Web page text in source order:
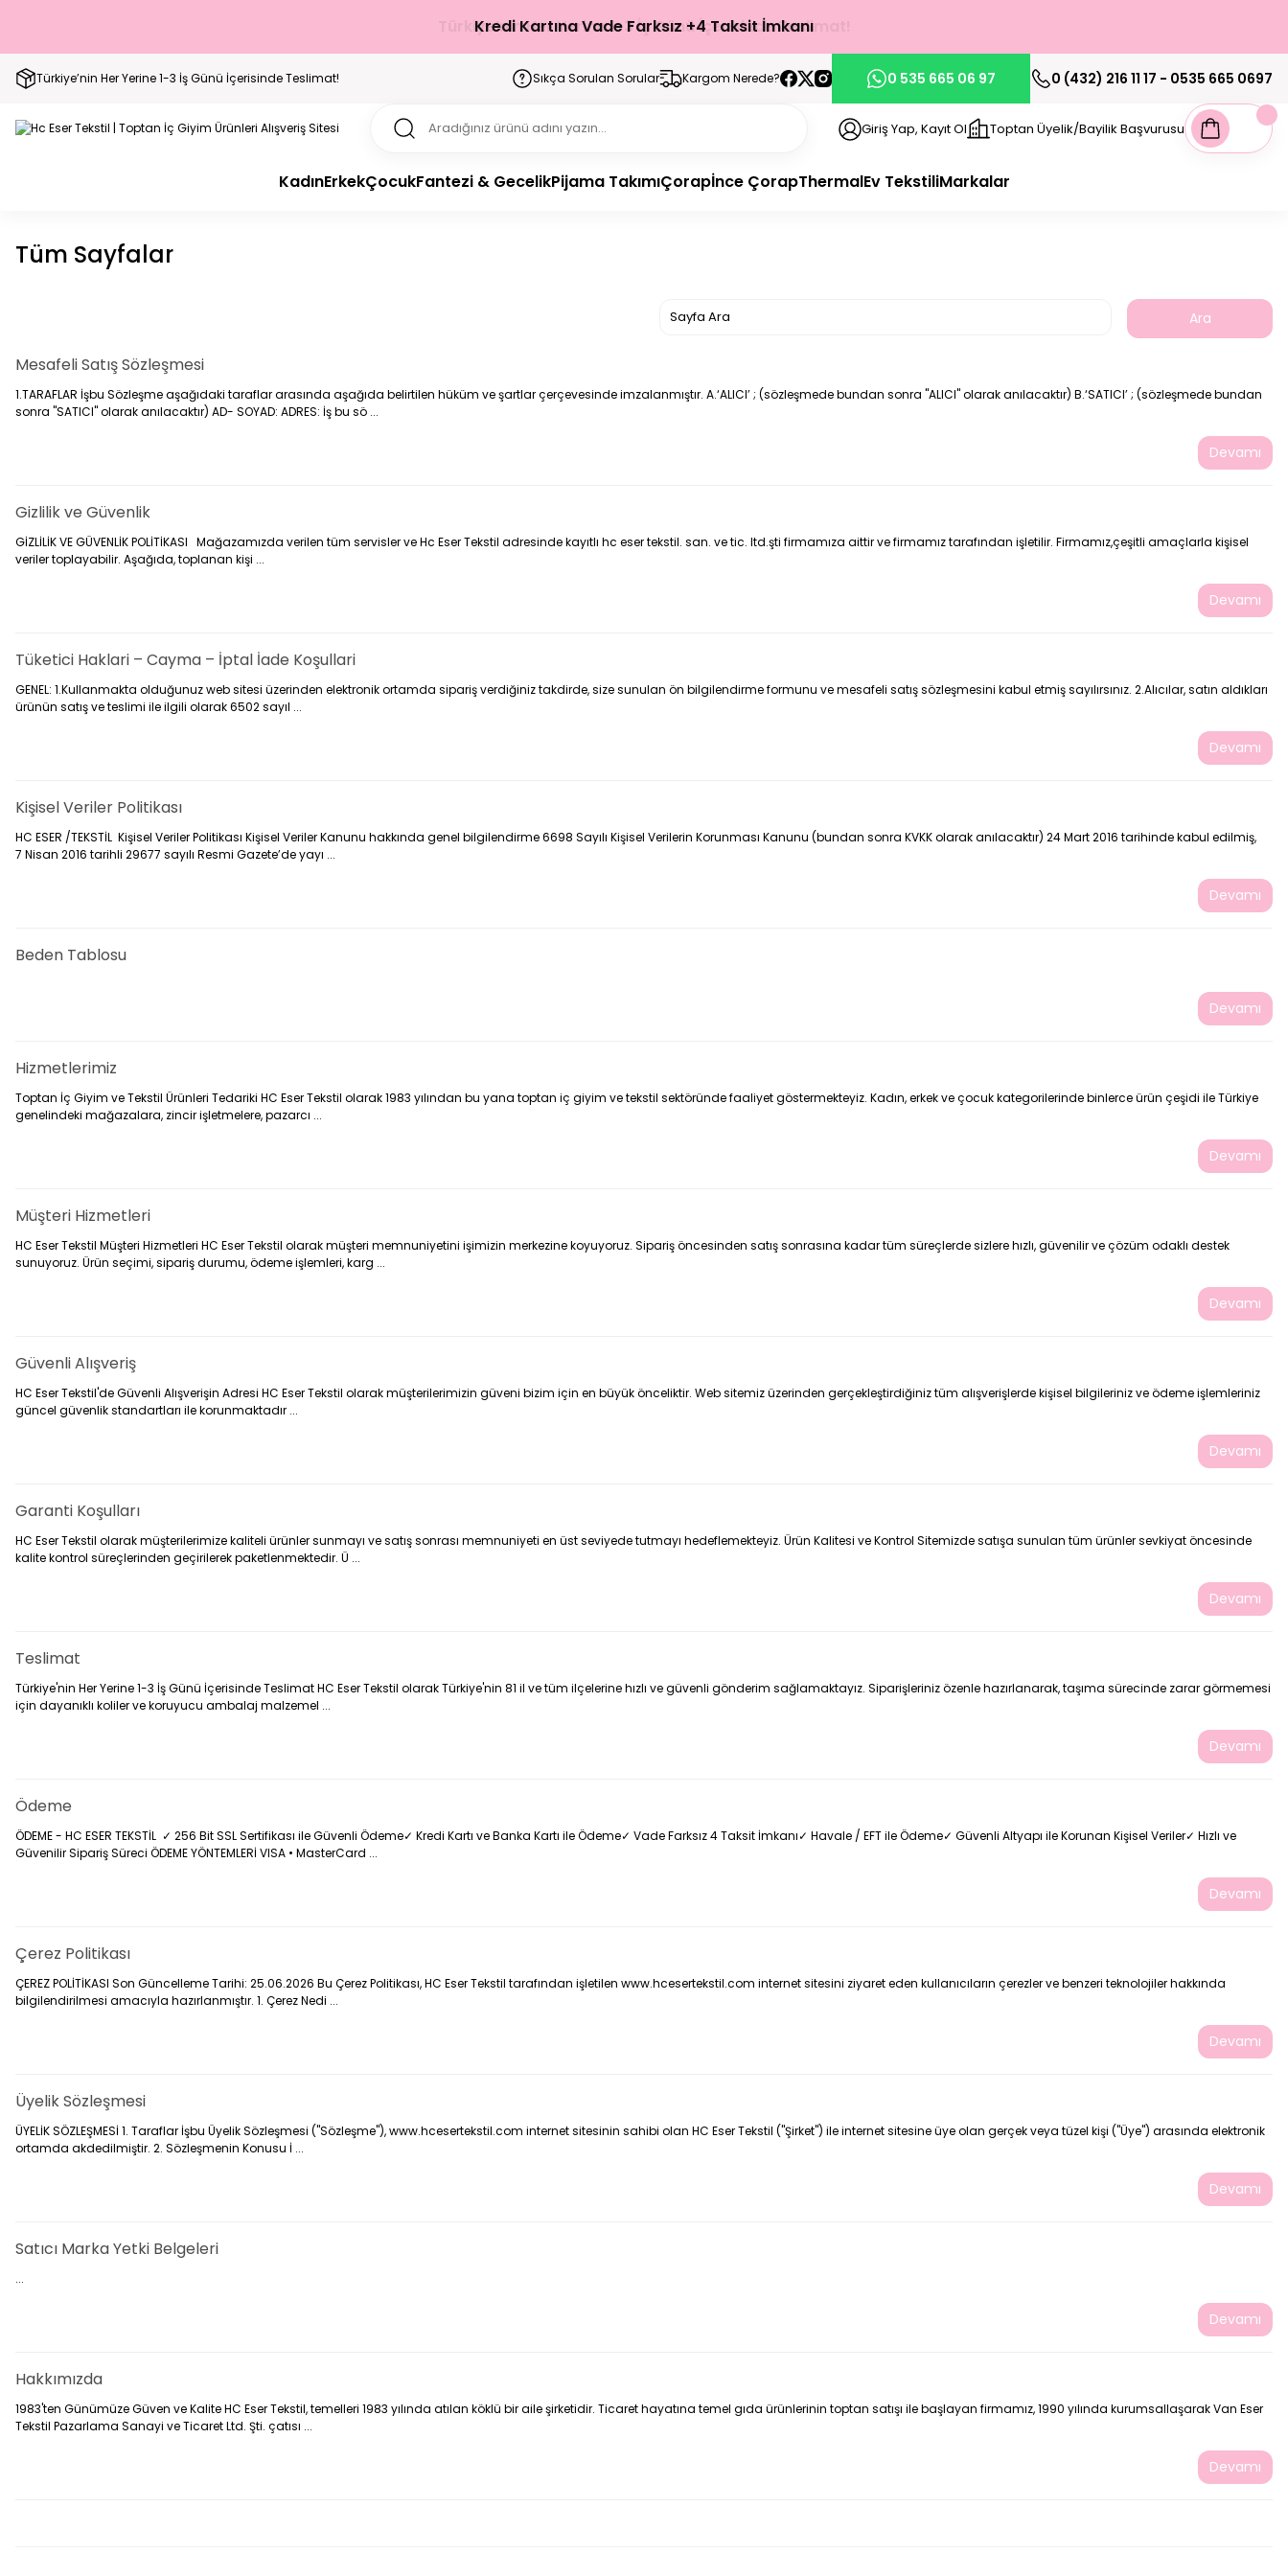
Kredi Kartına Vade Farksız +4 Taksit İmkanı
Türkiye’nin Her Yerine 1-3 İş Günü İçerisinde Teslimat!
Türkiye’nin Her Yerine 1-3 İş Günü İçerisinde Teslimat! Sıkça Sorulan Sorular Kargom Nerede? 0 535 665 06 97 0 (432) 216 11 17 - 0535 665 0697
Giriş Yap, Kayıt Ol Toptan Üyelik/Bayilik Başvurusu
KadınErkekÇocukFantezi & GecelikPijama TakımıÇorapİnce ÇorapThermalEv TekstiliMarkalar
Tüm Sayfalar
Mesafeli Satış Sözleşmesi
1.TARAFLAR İşbu Sözleşme aşağıdaki taraflar arasında aşağıda belirtilen hüküm ve şartlar çerçevesinde imzalanmıştır. A.‘ALICI’ ; (sözleşmede bundan sonra "ALICI" olarak anılacaktır) B.‘SATICI’ ; (sözleşmede bundan
sonra "SATICI" olarak anılacaktır) AD- SOYAD: ADRES: İş bu sö ...
Devamı
Gizlilik ve Güvenlik
GİZLİLİK VE GÜVENLİK POLİTİKASI Mağazamızda verilen tüm servisler ve Hc Eser Tekstil adresinde kayıtlı hc eser tekstil. san. ve tic. ltd.şti firmamıza aittir ve firmamız tarafından işletilir. Firmamız,çeşitli amaçlarla kişisel
veriler toplayabilir. Aşağıda, toplanan kişi ...
Devamı
Tüketici Haklari – Cayma – İptal İade Koşullari
GENEL: 1.Kullanmakta olduğunuz web sitesi üzerinden elektronik ortamda sipariş verdiğiniz takdirde, size sunulan ön bilgilendirme formunu ve mesafeli satış sözleşmesini kabul etmiş sayılırsınız. 2.Alıcılar, satın aldıkları
ürünün satış ve teslimi ile ilgili olarak 6502 sayıl ...
Devamı
Kişisel Veriler Politikası
HC ESER /TEKSTİL Kişisel Veriler Politikası Kişisel Veriler Kanunu hakkında genel bilgilendirme 6698 Sayılı Kişisel Verilerin Korunması Kanunu (bundan sonra KVKK olarak anılacaktır) 24 Mart 2016 tarihinde kabul edilmiş,
7 Nisan 2016 tarihli 29677 sayılı Resmi Gazete’de yayı ...
Devamı
Beden Tablosu
Devamı
Hizmetlerimiz
Toptan İç Giyim ve Tekstil Ürünleri Tedariki HC Eser Tekstil olarak 1983 yılından bu yana toptan iç giyim ve tekstil sektöründe faaliyet göstermekteyiz. Kadın, erkek ve çocuk kategorilerinde binlerce ürün çeşidi ile Türkiye
genelindeki mağazalara, zincir işletmelere, pazarcı ...
Devamı
Müşteri Hizmetleri
HC Eser Tekstil Müşteri Hizmetleri HC Eser Tekstil olarak müşteri memnuniyetini işimizin merkezine koyuyoruz. Sipariş öncesinden satış sonrasına kadar tüm süreçlerde sizlere hızlı, güvenilir ve çözüm odaklı destek
sunuyoruz. Ürün seçimi, sipariş durumu, ödeme işlemleri, karg ...
Devamı
Güvenli Alışveriş
HC Eser Tekstil'de Güvenli Alışverişin Adresi HC Eser Tekstil olarak müşterilerimizin güveni bizim için en büyük önceliktir. Web sitemiz üzerinden gerçekleştirdiğiniz tüm alışverişlerde kişisel bilgileriniz ve ödeme işlemleriniz
güncel güvenlik standartları ile korunmaktadır ...
Devamı
Garanti Koşulları
HC Eser Tekstil olarak müşterilerimize kaliteli ürünler sunmayı ve satış sonrası memnuniyeti en üst seviyede tutmayı hedeflemekteyiz. Ürün Kalitesi ve Kontrol Sitemizde satışa sunulan tüm ürünler sevkiyat öncesinde
kalite kontrol süreçlerinden geçirilerek paketlenmektedir. Ü ...
Devamı
Teslimat
Türkiye'nin Her Yerine 1-3 İş Günü İçerisinde Teslimat HC Eser Tekstil olarak Türkiye'nin 81 il ve tüm ilçelerine hızlı ve güvenli gönderim sağlamaktayız. Siparişleriniz özenle hazırlanarak, taşıma sürecinde zarar görmemesi
için dayanıklı koliler ve koruyucu ambalaj malzemel ...
Devamı
Ödeme
ÖDEME - HC ESER TEKSTİL ✓ 256 Bit SSL Sertifikası ile Güvenli Ödeme✓ Kredi Kartı ve Banka Kartı ile Ödeme✓ Vade Farksız 4 Taksit İmkanı✓ Havale / EFT ile Ödeme✓ Güvenli Altyapı ile Korunan Kişisel Veriler✓ Hızlı ve
Güvenilir Sipariş Süreci ÖDEME YÖNTEMLERİ VISA • MasterCard ...
Devamı
Çerez Politikası
ÇEREZ POLİTİKASI Son Güncelleme Tarihi: 25.06.2026 Bu Çerez Politikası, HC Eser Tekstil tarafından işletilen www.hcesertekstil.com internet sitesini ziyaret eden kullanıcıların çerezler ve benzeri teknolojiler hakkında
bilgilendirilmesi amacıyla hazırlanmıştır. 1. Çerez Nedi ...
Devamı
Üyelik Sözleşmesi
ÜYELİK SÖZLEŞMESİ 1. Taraflar İşbu Üyelik Sözleşmesi ("Sözleşme"), www.hcesertekstil.com internet sitesinin sahibi olan HC Eser Tekstil ("Şirket") ile internet sitesine üye olan gerçek veya tüzel kişi ("Üye") arasında elektronik
ortamda akdedilmiştir. 2. Sözleşmenin Konusu İ ...
Devamı
Satıcı Marka Yetki Belgeleri
...
Devamı
Hakkımızda
1983'ten Günümüze Güven ve Kalite HC Eser Tekstil, temelleri 1983 yılında atılan köklü bir aile şirketidir. Ticaret hayatına temel gıda ürünlerinin toptan satışı ile başlayan firmamız, 1990 yılında kurumsallaşarak Van Eser
Tekstil Pazarlama Sanayi ve Ticaret Ltd. Şti. çatısı ...
Devamı